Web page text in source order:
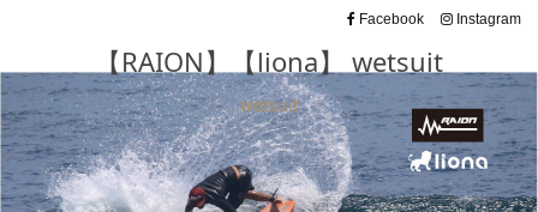
【RAION】【liona】 wetsuit
wetsuit
Facebook Instagram